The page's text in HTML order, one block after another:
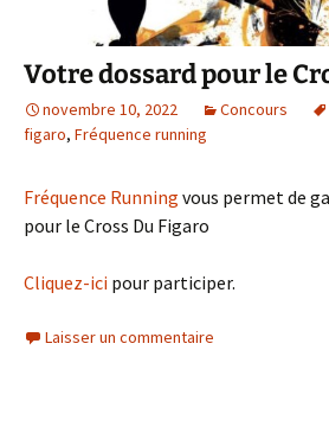
Votre dossard pour le
novembre 10, 2022 Concours
figaro, Fréquence running
Fréquence Running vous permet de
pour le Cross Du Figaro
Cliquez-ici pour participer.
Laisser un commentaire